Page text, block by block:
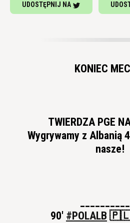
UDOSTĘPNIJ NA
KONIEC
TWIERDZA PGE
Wygrywamy z Albanią
nasze!
90' #POLALB